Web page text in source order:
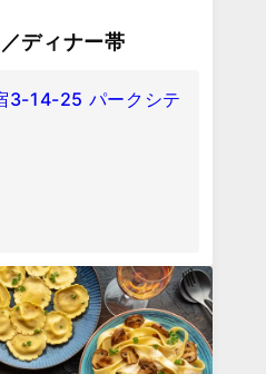
ディナー帯
3-14-25 パークシテ